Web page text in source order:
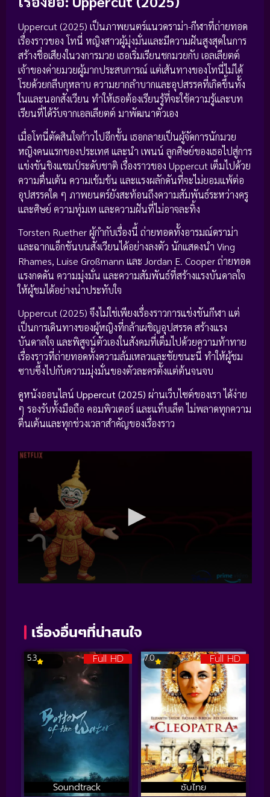
Uppercut (2025) เป็นภาพยนตร์แนวดราม่า-กีฬาที่ถ่ายทอด
เรื่องราวของ โทนี่ หญิงสาวผู้มุ่งมั่นและมีความฝันสูงสุดในการ
สร้างชื่อเสียงในวงการมวย เธอเริ่มเรียนชกมวยกับ เอลเลียตต์
เจ้าของค่ายมวยผู้มากประสบการณ์ แต่เส้นทางของโทนี่ไม่ได้
โรยด้วยกลีบกุหลาบ ความยากลำบากและอุปสรรคที่เกิดขึ้นทั้ง
ในและนอกสังเวียน ทำให้เธอต้องเรียนรู้ที่จะใช้ความรู้และบท
เรียนที่ได้รับจากเอลเลียตต์ มาพัฒนาตัวเอง
เมื่อโทนี่ตัดสินใจก้าวไปอีกขั้น เธอกลายเป็นผู้จัดการนักมวย
หญิงคนแรกของประเทศ และนำ เพนน์ ลูกศิษย์ของเธอไปสู่การ
แข่งขันชิงแชมป์ระดับชาติ เรื่องราวของ Uppercut เต็มไปด้วย
ความตื่นเต้น ความเข้มข้น และแรงผลักดันที่จะไม่ยอมแพ้ต่อ
อุปสรรคใด ๆ ภาพยนตร์ยังสะท้อนถึงความสัมพันธ์ระหว่างครู
และศิษย์ ความทุ่มเท และความฝันที่ไม่อาจละทิ้ง
Torsten Ruether ผู้กำกับเรื่องนี้ ถ่ายทอดทั้งอารมณ์ดราม่า
และฉากแอ็กชันบนสังเวียนได้อย่างลงตัว นักแสดงนำ Ving
Rhames, Luise Großmann และ Jordan E. Cooper ถ่ายทอด
แรงกดดัน ความมุ่งมั่น และความสัมพันธ์ที่สร้างแรงบันดาลใจ
ให้ผู้ชมได้อย่างน่าประทับใจ
Uppercut (2025) จึงไม่ใช่เพียงเรื่องราวการแข่งขันกีฬา แต่
เป็นการเดินทางของผู้หญิงที่กล้าเผชิญอุปสรรค สร้างแรง
บันดาลใจ และพิสูจน์ตัวเองในสังคมที่เต็มไปด้วยความท้าทาย
เรื่องราวที่ถ่ายทอดทั้งความล้มเหลวและชัยชนะนี้ ทำให้ผู้ชม
ซาบซึ้งไปกับความมุ่งมั่นของตัวละครตั้งแต่ต้นจนจบ
ดูหนังออนไลน์ Uppercut (2025) ผ่านเว็บไซต์ของเรา ได้ง่าย
ๆ รองรับทั้งมือถือ คอมพิวเตอร์ และแท็บเล็ต ไม่พลาดทุกความ
ตื่นเต้นและทุกช่วงเวลาสำคัญของเรื่องราว
เรื่องอื่นๆที่น่าสนใจ
Full HD
Soundtrack
5.3 Full HD
ซับไทย
7.0